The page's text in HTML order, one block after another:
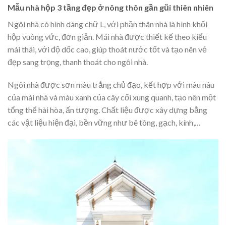
Mẫu nhà hộp 3 tầng đẹp ở nông thôn gần gũi thiên nhiên
Ngôi nhà có hình dáng chữ L, với phần thân nhà là hình khối
hộp vuông vức, đơn giản. Mái nhà được thiết kế theo kiểu
mái thái, với độ dốc cao, giúp thoát nước tốt và tạo nên vẻ
đẹp sang trọng, thanh thoát cho ngôi nhà.
Ngôi nhà được sơn màu trắng chủ đạo, kết hợp với màu nâu
của mái nhà và màu xanh của cây cối xung quanh, tạo nên một
tổng thể hài hòa, ấn tượng. Chất liệu được xây dựng bằng
các vật liệu hiện đại, bền vững như bê tông, gạch, kính,…